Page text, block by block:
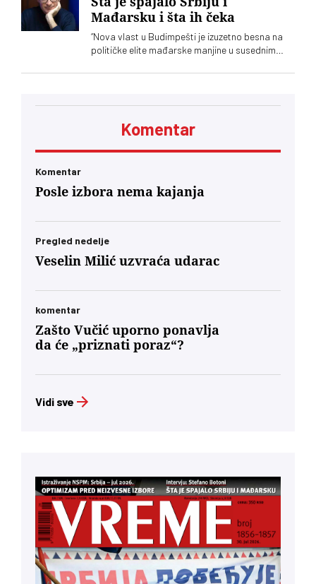
Mađarsku i šta ih čeka
“Nova vlast u Budimpešti je izuzetno besna na
političke elite mađarske manjine u susednim
Kelemenu Hunoru u Rumuniji bila je jasna: ‘Sada
biti prijatno. Dobićete znatno manje novca pod
minuta bili lojalni, entuzijastični saučesnici
verovatno nositi veću političku težinu od glasa
Mađara u Subotici. To jeste politički škakljivo,
usidrena u 21. vek – svesno odvojena od
toksične prošlosti koja nam je trovala društvo
Komentar
Komentar
Posle izbora nema kajanja
Pregled nedelje
Veselin Milić uzvraća udarac
komentar
Zašto Vučić uporno ponavlja
da će „priznati poraz“?
Vidi sve